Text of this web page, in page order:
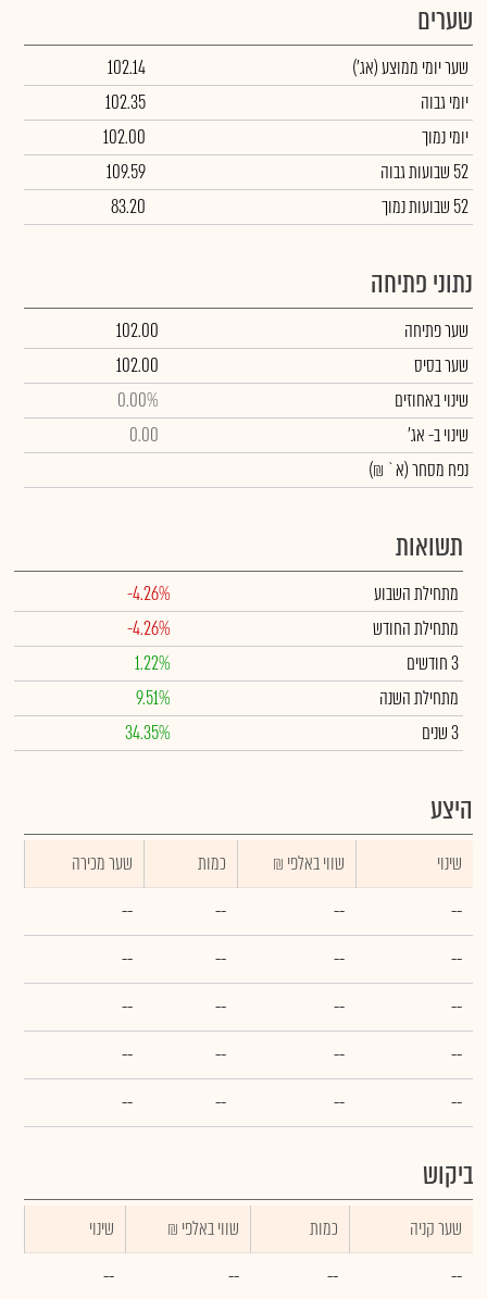
שערים
שער יומי ממוצע(אג')
102.14
יומי גבוה
102.35
יומי נמוך
102.00
52 שבועות גבוה
109.59
52 שבועות נמוך
83.20
נתוני פתיחה
שער פתיחה
102.00
שער בסיס
102.00
שינוי באחוזים
0.00%
שינויב- אג'
0.00
נפח מסחר(א` ₪)
תשואות
מתחילת השבוע
-4.26%
מתחילת החודש
-4.26%
3 חודשים
1.22%
מתחילת השנה
9.51%
3 שנים
34.35%
היצע
שינוי ₪ שווי באלפי כמות
שער מכירה
--
--
--
--
--
--
--
--
--
--
--
--
--
--
--
--
--
--
--
--
ביקוש
שער קניה כמות ₪ שווי באלפי
שינוי
--
--
--
--